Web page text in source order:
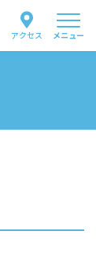
アクセス メニュー